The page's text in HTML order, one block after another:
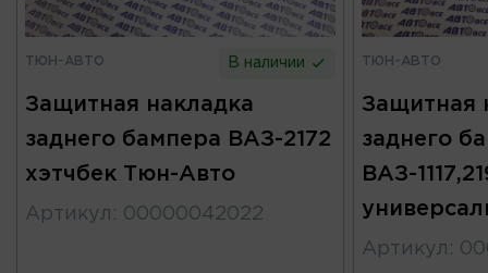
ТЮН-АВТО В наличии
Защитная накладка
заднего бампера ВАЗ-2172
хэтчбек Тюн-Авто
Артикул : 00000042022
ТЮН-АВТО
Защитная
заднего
ВАЗ-
Артикул :